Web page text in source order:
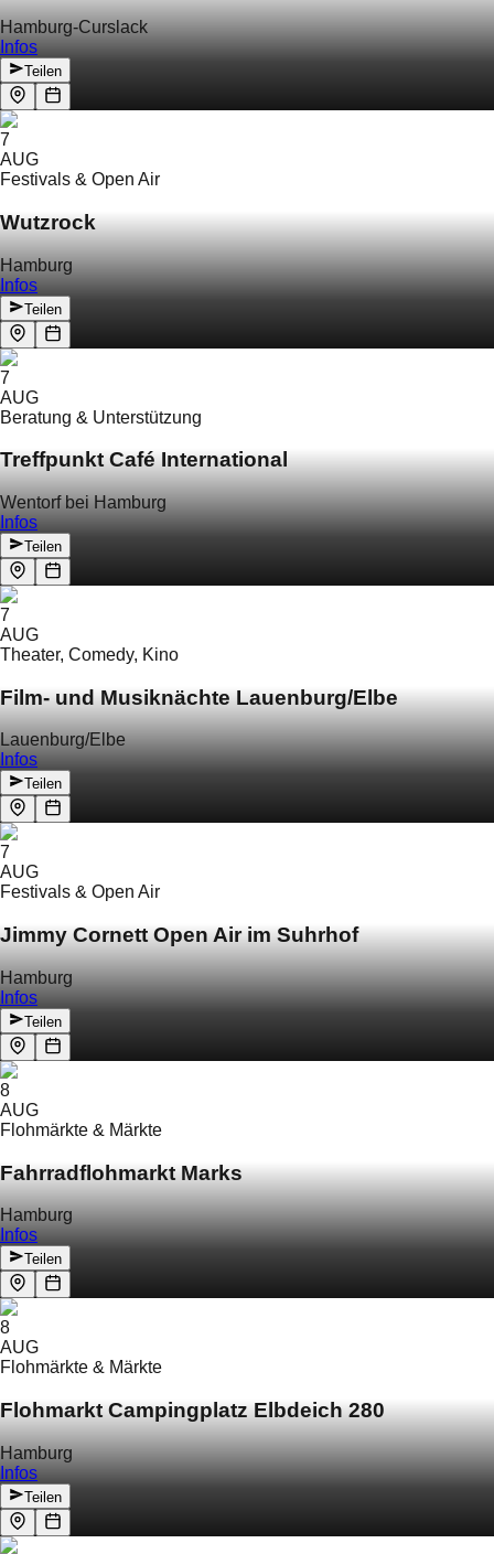
Hamburg-Curslack
Infos
Teilen
7
AUG
Festivals & Open Air
Wutzrock
Hamburg
Infos
Teilen
7
AUG
Beratung & Unterstützung
Treffpunkt Café International
Wentorf bei Hamburg
Infos
Teilen
7
AUG
Theater, Comedy, Kino
Film- und Musiknächte Lauenburg/Elbe
Lauenburg/Elbe
Infos
Teilen
7
AUG
Festivals & Open Air
Jimmy Cornett Open Air im Suhrhof
Hamburg
Infos
Teilen
8
AUG
Flohmärkte & Märkte
Fahrradflohmarkt Marks
Hamburg
Infos
Teilen
8
AUG
Flohmärkte & Märkte
Flohmarkt Campingplatz Elbdeich 280
Hamburg
Infos
Teilen